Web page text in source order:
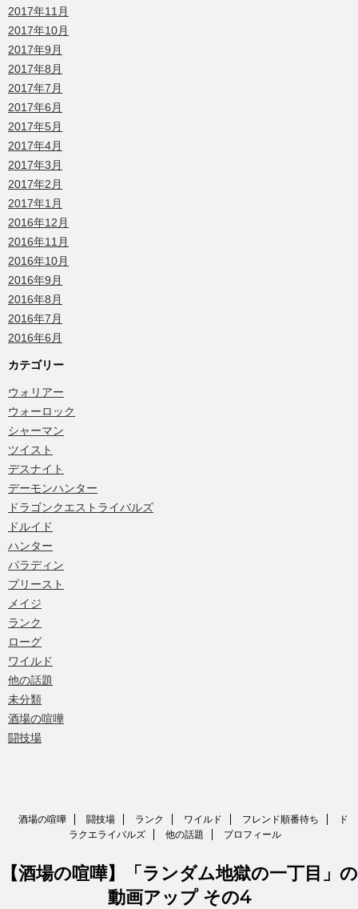
2017年11月
2017年10月
2017年9月
2017年8月
2017年7月
2017年6月
2017年5月
2017年4月
2017年3月
2017年2月
2017年1月
2016年12月
2016年11月
2016年10月
2016年9月
2016年8月
2016年7月
2016年6月
カテゴリー
ウォリアー
ウォーロック
シャーマン
ツイスト
デスナイト
デーモンハンター
ドラゴンクエストライバルズ
ドルイド
ハンター
パラディン
プリースト
メイジ
ランク
ローグ
ワイルド
他の話題
未分類
酒場の喧嘩
闘技場
酒場の喧嘩 闘技場 ランク ワイルド フレンド順番待ち
ド
ラクエライバルズ
他の話題 プロフィール
【酒場の喧嘩】「ランダム地獄の一丁目」の
動画アップ その4